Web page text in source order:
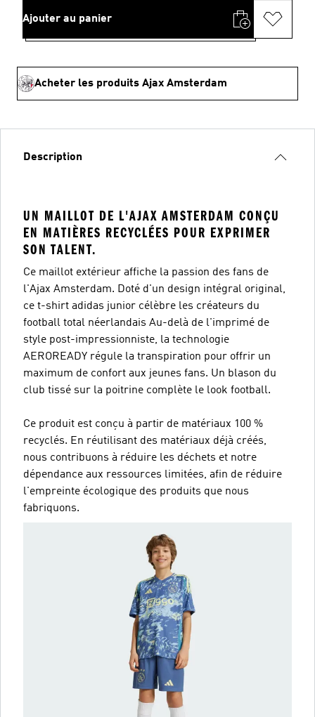
Ajouter au panier
Acheter les produits Ajax Amsterdam
Description
UN MAILLOT DE L'AJAX AMSTERDAM CONÇU
EN MATIÈRES RECYCLÉES POUR EXPRIMER
SON TALENT.
Ce maillot extérieur affiche la passion des fans de
l'Ajax Amsterdam. Doté d'un design intégral original,
ce t-shirt adidas junior célèbre les créateurs du
football total néerlandais Au-delà de l'imprimé de
style post-impressionniste, la technologie
AEROREADY régule la transpiration pour offrir un
maximum de confort aux jeunes fans. Un blason du
club tissé sur la poitrine complète le look football.
Ce produit est conçu à partir de matériaux 100 %
recyclés. En réutilisant des matériaux déjà créés,
nous contribuons à réduire les déchets et notre
dépendance aux ressources limitées, afin de réduire
l'empreinte écologique des produits que nous
fabriquons.